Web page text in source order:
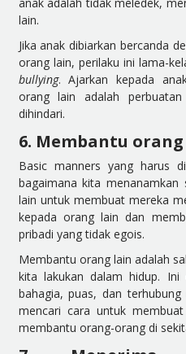
lain.
Jika anak dibiarkan bercanda
orang lain, perilaku ini lama-
bullying. Ajarkan kepada
orang lain adalah
dihindari.
6. Membantu
Basic manners yang harus
bagaimana kita
lain untuk membuat mereka
kepada orang lain dan
pribadi yang tidak egois.
Membantu orang lain adalah
kita lakukan dalam hidup.
bahagia, puas, dan
mencari cara untuk
membantu orang-orang di